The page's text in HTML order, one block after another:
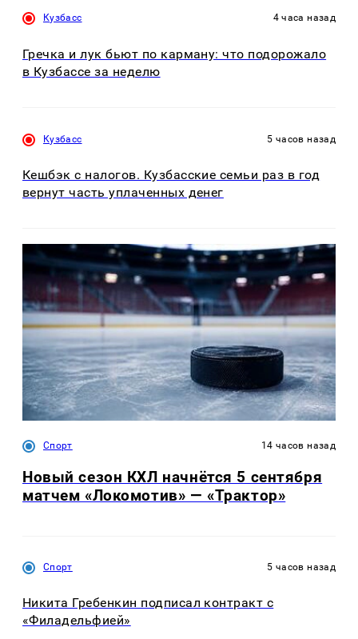
Кузбасс 4 часа назад
Гречка и лук бьют по карману: что подорожало
в Кузбассе за неделю
Кузбасс 5 часов назад
Кешбэк с налогов. Кузбасские семьи раз в год
вернут часть уплаченных денег
Спорт 14 часов назад
Новый сезон КХЛ начнётся 5 сентября
матчем «Локомотив» — «Трактор»
Спорт 5 часов назад
Никита Гребенкин подписал контракт с
«Филадельфией»